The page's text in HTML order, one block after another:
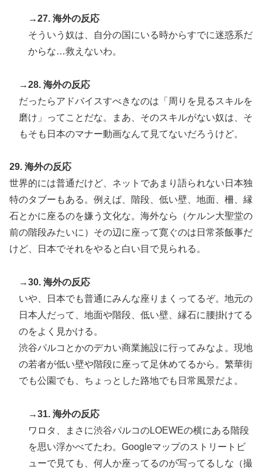
→27. 海外の反応
そういう奴は、自分の国にいる時からすでに迷惑系だ
からな…救えないわ。
→28. 海外の反応
だったらアドバイスすべきなのは「周りを見るスキルを
磨け」ってことだな。まあ、そのスキルがない奴は、そ
もそも日本のマナー動画なんて見てないだろうけど。
29. 海外の反応
世界的には普通だけど、ネットであまり語られない日本独
特のタブーもある。例えば、階段、低い壁、地面、柵、縁
石とかに座るのを嫌う文化な。海外なら（ケルン大聖堂の
前の階段みたいに）その辺に座って寛ぐのは日常茶飯事だ
けど、日本でそれをやると白い目で見られる。
→30. 海外の反応
いや、日本でも普通にみんな座りまくってるぞ。地元の
日本人だって、地面や階段、低い壁、縁石に腰掛けてる
のをよく見かける。
渋谷パルコとかのデカい商業施設に行ってみなよ。現地
の若者が低い壁や階段に座って足休めてるから。繁華街
でも公園でも、ちょっとした路地でも日常風景だよ。
→31. 海外の反応
ワロタ、まさに渋谷パルコのLOEWEの横にある階段
を思い浮かべてたわ。Googleマップのストリートビ
ューで見ても、何人か座ってるのが写ってるしな（撮